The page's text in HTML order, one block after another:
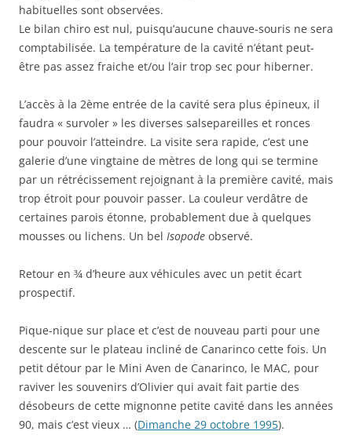
habituelles sont observées.
Le bilan chiro est nul, puisqu’aucune chauve-souris ne sera
comptabilisée. La température de la cavité n’étant peut-
être pas assez fraiche et/ou l’air trop sec pour hiberner.
L’accès à la 2ème entrée de la cavité sera plus épineux, il
faudra « survoler » les diverses salsepareilles et ronces
pour pouvoir l’atteindre. La visite sera rapide, c’est une
galerie d’une vingtaine de mètres de long qui se termine
par un rétrécissement rejoignant à la première cavité, mais
trop étroit pour pouvoir passer. La couleur verdâtre de
certaines parois étonne, probablement due à quelques
mousses ou lichens. Un bel Isopode observé.
Retour en ¾ d’heure aux véhicules avec un petit écart
prospectif.
Pique-nique sur place et c’est de nouveau parti pour une
descente sur le plateau incliné de Canarinco cette fois. Un
petit détour par le Mini Aven de Canarinco, le MAC, pour
raviver les souvenirs d’Olivier qui avait fait partie des
désobeurs de cette mignonne petite cavité dans les années
90, mais c’est vieux … (Dimanche 29 octobre 1995).